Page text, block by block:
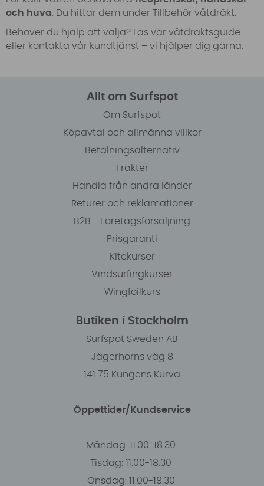
och huva . Du hittar dem under Tillbehör våtdräkt
Behöver du hjälp att välja? Läs vår våtdräktsguide
eller kontakta vår kundtjänst – vi hjälper dig gärna.
Allt om Surfspot
Om Surfspot
Köpavtal och allmänna villkor
Betalningsalternativ
Frakter
Handla från andra länder
Returer och reklamationer
B2B - Företagsförsäljning
Prisgaranti
Kitekurser
Vindsurfingkurser
Wingfoilkurs
Butiken i Stockholm
Surfspot Sweden AB
Jägerhorns väg 8
141 75 Kungens Kurva
Öppettider/Kundservice
Måndag: 11.00-18.30
Tisdag: 11.00-18.30
Onsdag: 11.00-18.30